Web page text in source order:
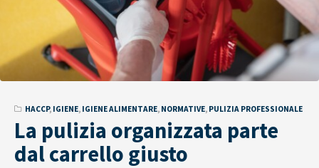
HACCP, IGIENE, IGIENE ALIMENTARE, NORMATIVE, PULIZIA PROFESSIONALE
La pulizia organizzata parte
dal carrello giusto